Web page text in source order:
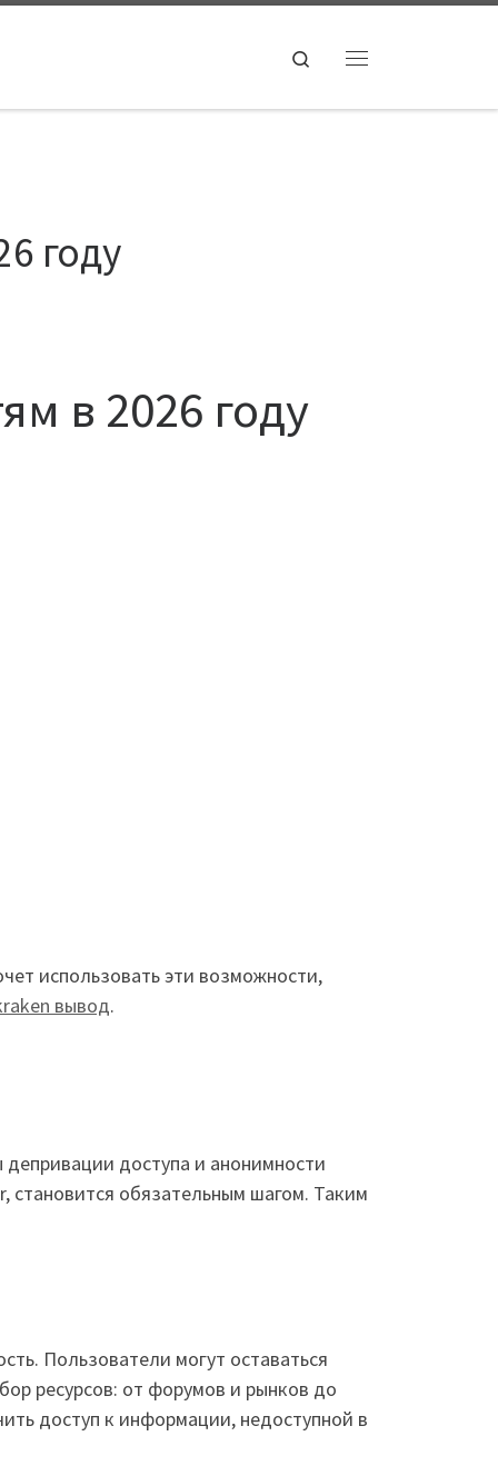
Search
году
в 2026 году
использовать эти возможности,
вывод.
депривации доступа и анонимности
становится обязательным шагом. Таким
Пользователи могут оставаться
ресурсов: от форумов и рынков до
доступ к информации, недоступной в